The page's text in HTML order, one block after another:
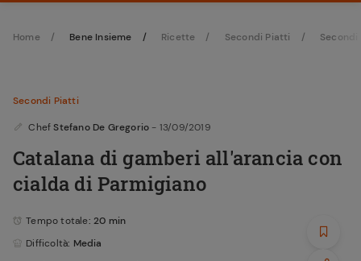
Home Bene Insieme Ricette Secondi Piatti
Secondi Piatti
Chef Stefano De Gregorio - 13/09/2019
Catalana di gamberi all'arancia con
cialda di Parmigiano
Tempo totale: 20 min
Difficoltà: Media